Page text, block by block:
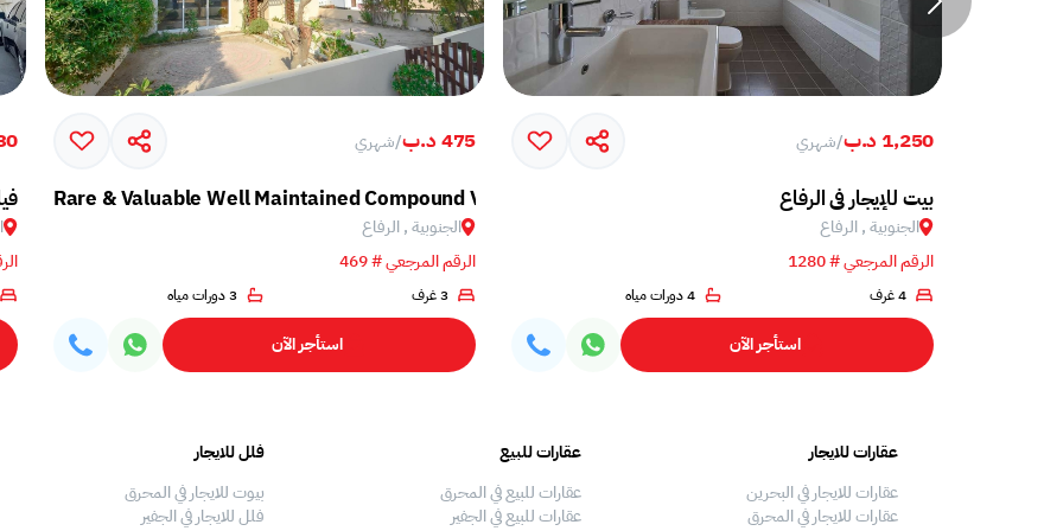
1,250 د.ب /شهري
بيت للإيجار في الرفاع
الجنوبية , الرفاع
الرقم المرجعي # 1280
4 غرف 4 دورات مياه
استأجر الآن
475 د.ب /شهري
Rare & Valuable Well Maintained Compound Villa
الجنوبية , الرفاع
الرقم المرجعي # 469
3 غرف 3 دورات مياه
استأجر الآن
عقارات للايجار
عقارات للايجار في البحرين
عقارات للايجار في المحرق
عقارات للبيع
عقارات للبيع في المحرق
عقارات للبيع في الجفير
فلل للايجار
بيوت للايجار في المحرق
فلل للايجار في الجفير